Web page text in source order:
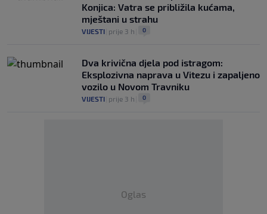
Konjica: Vatra se približila kućama,
mještani u strahu
VIJESTI prije 3 h 0
Dva krivična djela pod istragom:
Eksplozivna naprava u Vitezu i zapaljeno
vozilo u Novom Travniku
VIJESTI prije 3 h 0
Oglas